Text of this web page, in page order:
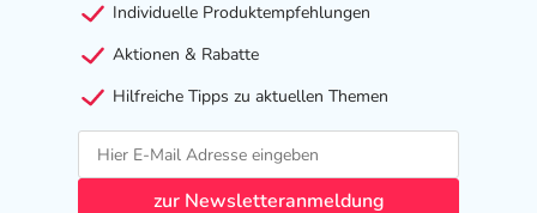
Individuelle Produktempfehlungen
Aktionen & Rabatte
Hilfreiche Tipps zu aktuellen Themen
zur Newsletteranmeldung